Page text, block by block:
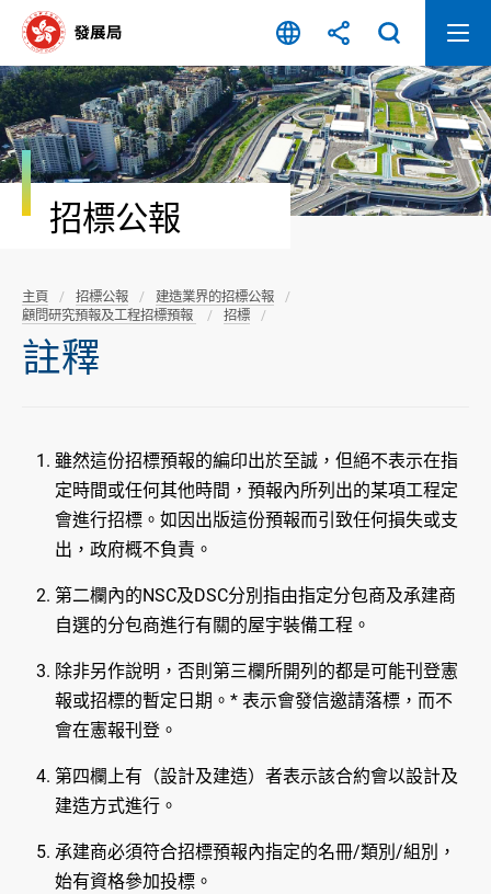
容
開
始
招標公報
主頁 招標公報
建造業界的招標公報
顧問研究預報及工程招標預報
招標
註釋
雖然這份招標預報的編印出於至誠，但絕不表示在指
定時間或任何其他時間，預報內所列出的某項工程定
會進行招標。如因出版這份預報而引致任何損失或支
出，政府概不負責。
第二欄內的NSC及DSC分別指由指定分包商及承建商
自選的分包商進行有關的屋宇裝備工程。
除非另作說明，否則第三欄所開列的都是可能刊登憲
報或招標的暫定日期。* 表示會發信邀請落標，而不
會在憲報刊登。
第四欄上有（設計及建造）者表示該合約會以設計及
建造方式進行。
承建商必須符合招標預報內指定的名冊/類別/組別，
始有資格參加投標。